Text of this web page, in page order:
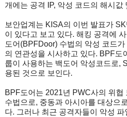
개에는 공격 IP, 악성 코드의 해시값
보안업계는 KISA의 이번 발표가
이 있다고 보고 있다. 해킹 공격에
도어(BPFDoor) 수법의 악성 코드
의 연관성을 시사하고 있다. BPF도
룹이 사용하는 백도어 악성코드로,
용된 것으로 보인다.
BPF도어는 2021년 PWC사의 위협
수법으로, 중동과 아시아를 대상으
다. 그러나 최근 공격자들이 악성